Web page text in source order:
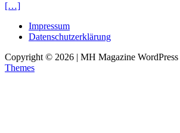
[…]
Impressum
Datenschutzerklärung
Copyright © 2026 | MH Magazine WordPress
Themes